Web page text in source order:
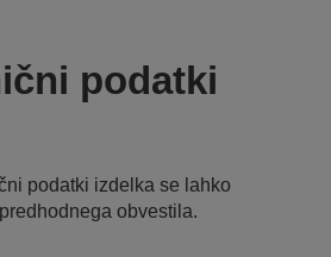
podatki
podatki izdelka se lahko
obvestila.